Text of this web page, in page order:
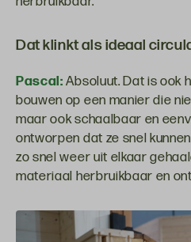
Dat klinkt als ideaal
Pascal: Absoluut. Dat is ook
bouwen op een manier die
maar ook schaalbaar en
ontworpen dat ze snel
zo snel weer uit elkaar
materiaal herbruikbaar en